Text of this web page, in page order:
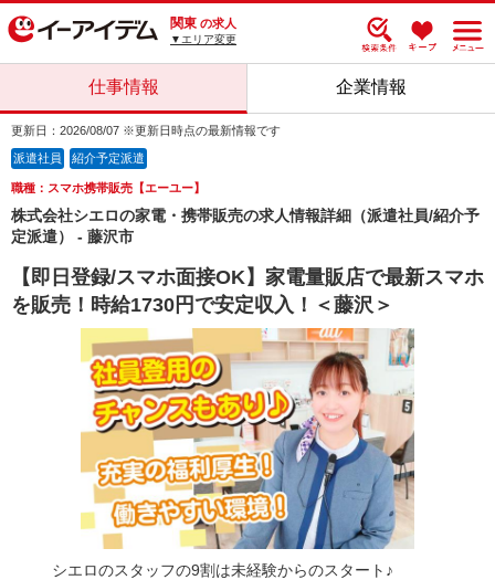
関東 の求人
▼エリア変更
仕事情報 企業情報
更新日：2026/08/07 ※更新日時点の最新情報です
派遣社員 紹介予定派遣
職種：スマホ携帯販売【エーユー】
株式会社シエロの家電・携帯販売の求人情報詳細（派遣社員/紹介予
定派遣） - 藤沢市
【即日登録/スマホ面接OK】家電量販店で最新スマホ
を販売！時給1730円で安定収入！＜藤沢＞
シエロのスタッフの9割は未経験からのスタート♪